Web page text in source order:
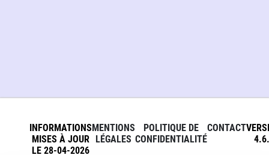
INFORMATIONS
MISES À JOUR
LE 28-04-2026
MENTIONS
LÉGALES
POLITIQUE DE
CONFIDENTIALITÉ
CONTACT